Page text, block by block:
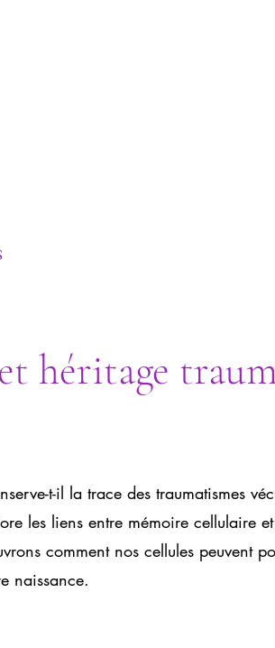
héritage
t-il la trace des traumatismes
les liens entre mémoire cellulaire
comment nos cellules peuvent
naissance.